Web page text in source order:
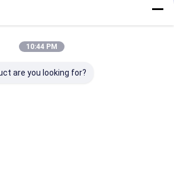
10:44 PM
are you looking for?